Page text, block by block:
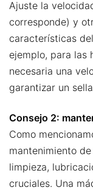
Ajuste la
corresponde) y
características
ejemplo, para las
necesaria una
garantizar un
Consejo 2:
Como
mantenimiento
limpieza,
cruciales. Una